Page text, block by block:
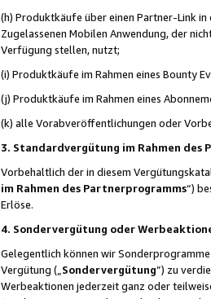
(h) Produktkäufe über einen Partner-Link
Zugelassenen Mobilen Anwendung, der
Verfügung stellen, nutzt;
(i) Produktkäufe im Rahmen eines Bounty
(j) Produktkäufe im Rahmen eines
(k) alle Vorabveröffentlichungen oder
3. Standardvergütung im Rahmen des
Vorbehaltlich der in diesem
im Rahmen des Partnerprogramms“)
Erlöse.
4. Sondervergütung oder
Gelegentlich können wir
Vergütung („ Sondervergütung”) zu
Werbeaktionen jederzeit ganz oder